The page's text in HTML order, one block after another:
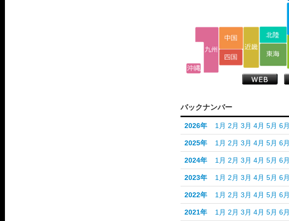
バックナンバー
2026年 1月 2月 3月 4月 5月 6月
2025年 1月 2月 3月 4月 5月 6月
2024年 1月 2月 3月 4月 5月 6月
2023年 1月 2月 3月 4月 5月 6月
2022年 1月 2月 3月 4月 5月 6月
2021年 1月 2月 3月 4月 5月 6月